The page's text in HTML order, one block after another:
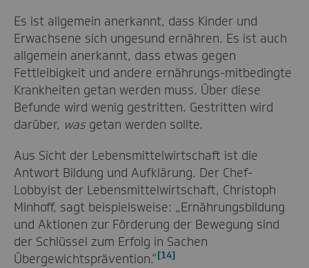
Es ist allgemein anerkannt, dass Kinder und
Erwachsene sich ungesund ernähren. Es ist auch
allgemein anerkannt, dass etwas gegen
Fettleibigkeit und andere ernährungs-mitbedingte
Krankheiten getan werden muss. Über diese
Befunde wird wenig gestritten. Gestritten wird
darüber, wasgetan werden sollte.
Aus Sicht der Lebensmittelwirtschaft ist die
Antwort Bildung und Aufklärung. Der Chef-
Lobbyist der Lebensmittelwirtschaft, Christoph
Minhoff, sagt beispielsweise: „Ernährungsbildung
und Aktionen zur Förderung der Bewegung sind
der Schlüssel zum Erfolg in Sachen
Übergewichtsprävention.“[14]